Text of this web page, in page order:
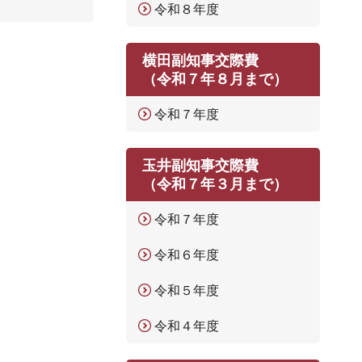
令和８年度
横田副知事交際費
（令和７年８月まで）
令和７年度
玉井副知事交際費
（令和７年３月まで）
令和７年度
令和６年度
令和５年度
令和４年度